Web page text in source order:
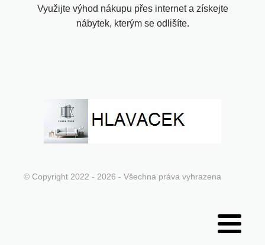
Využijte výhod nákupu přes internet a získejte
nábytek, kterým se odlišíte.
© Copyright 2022 - 2026 - Všechna práva vyhrazena